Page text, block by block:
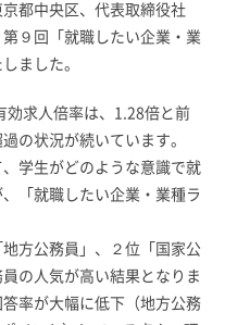
都中央区、代表取締役社
９回「就職したい企業・業
ました。
求人倍率は、1.28倍と前
の状況が続いています。
学生がどのような意識で就
「就職したい企業・業種ラ
方公務員」、２位「国家公
の人気が高い結果となりま
率が大幅に低下（地方公務